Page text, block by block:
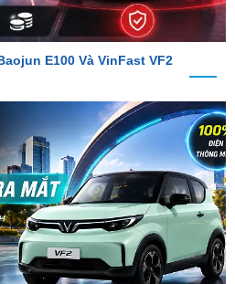
E100 Và VinFast VF2